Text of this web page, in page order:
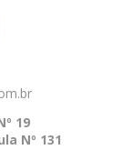
19
Nº 131